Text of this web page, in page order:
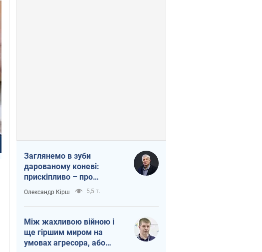
Заглянемо в зуби
дарованому коневі:
прискіпливо – про
допомогу Україні
Олександр Кірш 5,5 т.
Між жахливою війною і
ще гіршим миром на
умовах агресора, або